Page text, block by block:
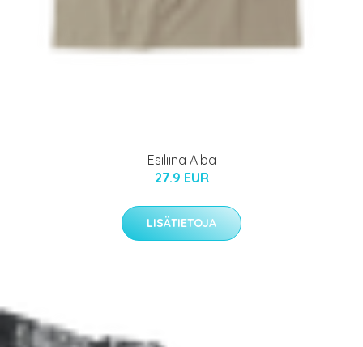
Esiliina Alba
27.9 EUR
LISÄTIETOJA